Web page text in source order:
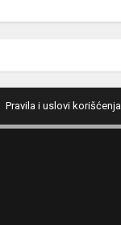
Pravila i uslovi korišćenja